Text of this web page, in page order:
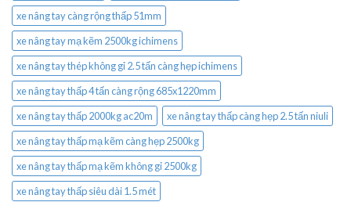
xe nâng tay càng rộng thấp 51mm
xe nâng tay mạ kẽm 2500kg ichimens
xe nâng tay thép không gỉ 2.5 tấn càng hẹp ichimens
xe nâng tay thấp 4 tấn càng rộng 685x1220mm
xe nâng tay thấp 2000kg ac20m
xe nâng tay thấp càng hẹp 2.5 tấn niuli
xe nâng tay thấp mạ kẽm càng hẹp 2500kg
xe nâng tay thấp mạ kẽm không gỉ 2500kg
xe nâng tay thấp siêu dài 1.5 mét